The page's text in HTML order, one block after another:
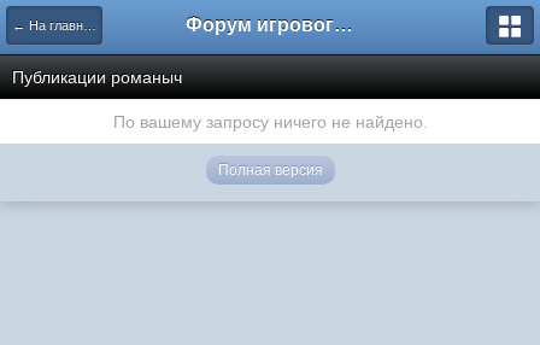
← На главную Форум игрового проекта Riverrise
Публикации романыч
По вашему запросу ничего не найдено.
Полная версия